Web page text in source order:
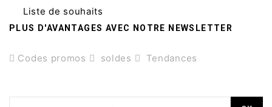
Liste de souhaits
PLUS D'AVANTAGES AVEC NOTRE NEWSLETTER
Codes promos soldes Tendances